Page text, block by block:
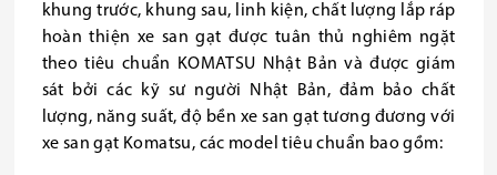
khung trước, khung sau, linh kiện, chất lượng lắp ráp
hoàn thiện xe san gạt được tuân thủ nghiêm ngặt
theo tiêu chuẩn KOMATSU Nhật Bản và được giám
sát bởi các kỹ sư người Nhật Bản, đảm bảo chất
lượng, năng suất, độ bền xe san gạt tương đương với
xe san gạt Komatsu, các model tiêu chuẩn bao gồm: